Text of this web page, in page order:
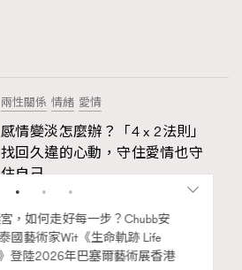
兩性關係 情緒 愛情
感情變淡怎麼辦？「4 x 2法則」
找回久違的心動，守住愛情也守
住自己
17.06.2026